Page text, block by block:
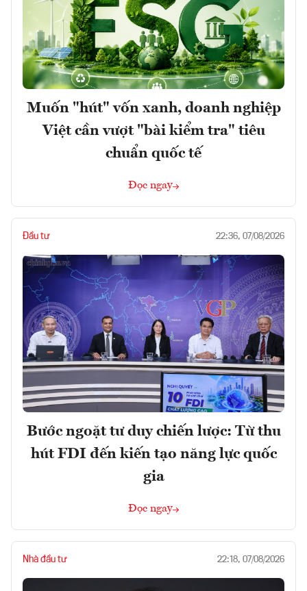
Muốn "hút" vốn xanh, doanh nghiệp
Việt cần vượt "bài kiểm tra" tiêu
chuẩn quốc tế
Đọc ngay
Đầu tư 22:36, 07/08/2026
Bước ngoặt tư duy chiến lược: Từ thu
hút FDI đến kiến tạo năng lực quốc
gia
Đọc ngay
Nhà đầu tư 22:18, 07/08/2026